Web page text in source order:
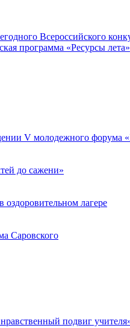
Всероссийского
программа «Ресурсы лета»
V молодежного форума
до сажени»
лагере
Саровского
подвиг